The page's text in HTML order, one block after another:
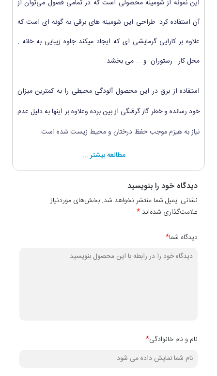
این نمونه از شومینه محصولی است که در تمامی فصول می‌توان از
آن استفاده کرد. طراحی این شومینه های برقی به گونه ای است که
علاوه بر کارایی گرمایشی ای که ایجاد میکند جلوه زیبایی به خانه .
محل کار . رستوران و ... می بخشد.
استفاده از برق در این محصول آلودگی محیطی را به کمترین میزان
خود رسانده و خطر گاز گرفتگی از بین برده وعلاوه بر اینها به دلیل عدم
نیاز به هیزم موجب حفظ درختان و محیط زیست شده است.
مطالعه بیشتر ...
دیدگاه خود را بنویسید
نشانی ایمیل شما منتشر نخواهد شد. بخش‌های موردنیاز
علامت‌گذاری شده‌اند*
دیدگاه شما*
نام و نام خانوادگی*